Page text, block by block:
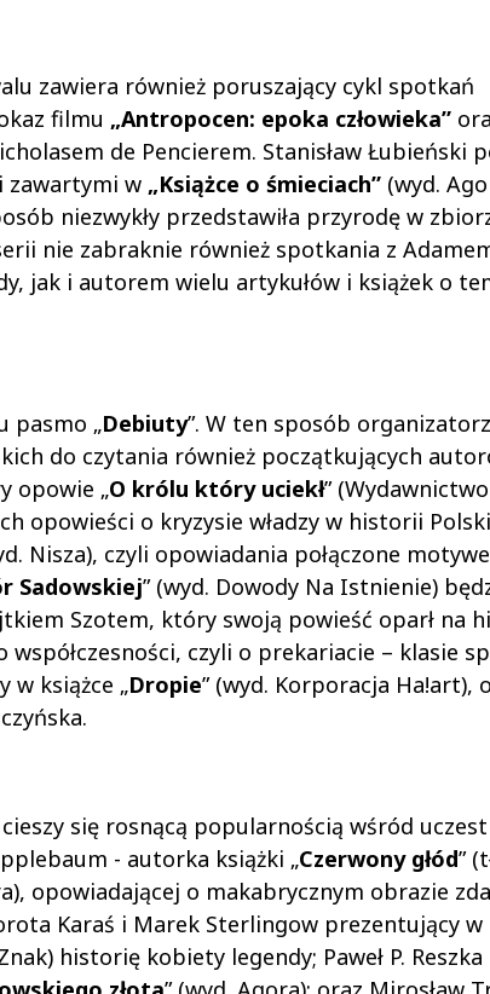
zawiera również poruszający cykl spotkań
filmu „Antropocen: epoka człowieka”
de Pencierem. Stanisław Łubieński
zawartymi w „Książce o śmieciach” (wyd.
niezwykły przedstawiła przyrodę w
nie zabraknie również spotkania z
jak i autorem wielu artykułów i książek o
pasmo „Debiuty”. W ten sposób
do czytania również początkujących
opowie „O królu który uciekł”
opowieści o kryzysie władzy w historii
Nisza), czyli opowiadania połączone
Sadowskiej” (wyd. Dowody Na Istnienie)
Szotem, który swoją powieść oparł na
czyli o prekariacie – klasie
w książce „Dropie” (wyd. Korporacja Ha!art),
się rosnącą popularnością wśród
- autorka książki „Czerwony głód”
opowiadającej o makabrycznym obrazie
Karaś i Marek Sterlingow prezentujący w
historię kobiety legendy; Paweł P.